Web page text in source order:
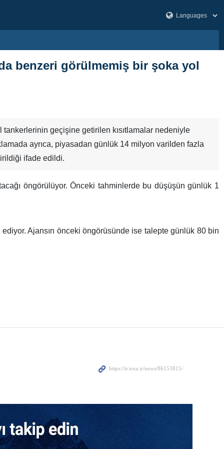
benzeri görülmemiş bir şoka yol
tankerlerinin geçişine getirilen kısıtlamalar nedeniyle
ayrıca, piyasadan günlük 14 milyon varilden fazla
ifade edildi.
öngörülüyor. Önceki tahminlerde bu düşüşün günlük 1
Ajansın önceki öngörüsünde ise talepte günlük 80 bin